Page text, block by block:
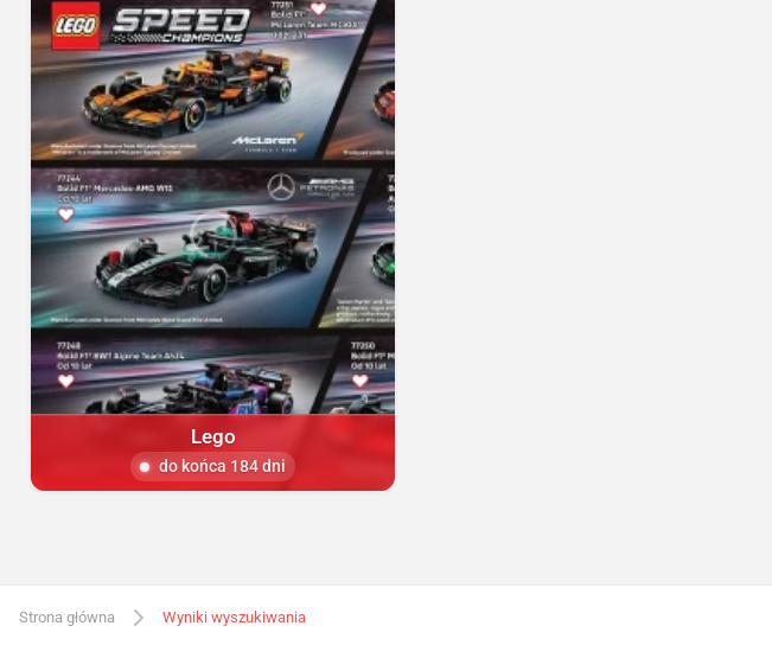
Lego
do końca 184 dni
Strona główna Wyniki wyszukiwania